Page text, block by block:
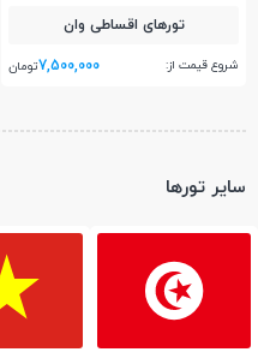
تور‌های اقساطی وان
شروع قیمت از: 7,500,000تومان
سایر تورها